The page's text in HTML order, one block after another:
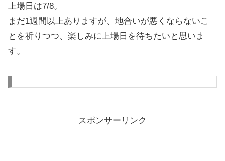
上場日は7/8。
まだ1週間以上ありますが、地合いが悪くならないこ
とを祈りつつ、楽しみに上場日を待ちたいと思いま
す。
スポンサーリンク